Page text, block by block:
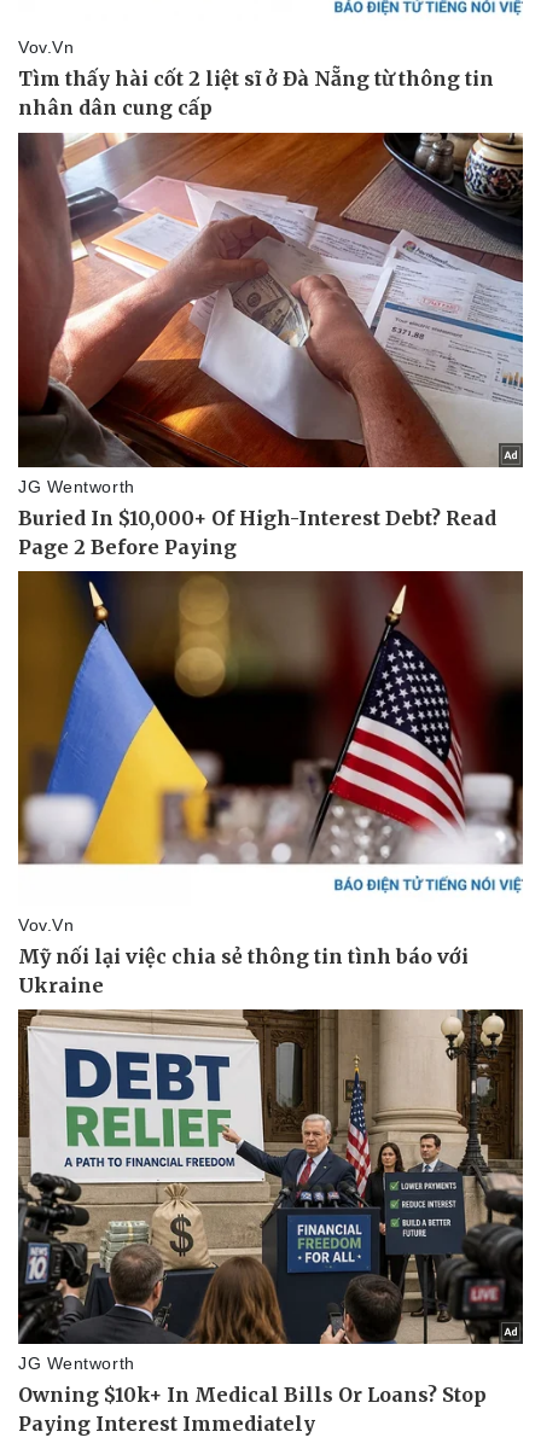
Tin nóng
Tư vấn luật
Vũ khí
Phân tích
Thể thao
Bóng đá
Lịch thi đấu bóng đá
Thế giới thể thao
eSports
Hậu trường
Ô tô - Xe máy
Ô tô
Xe máy
Tư vấn